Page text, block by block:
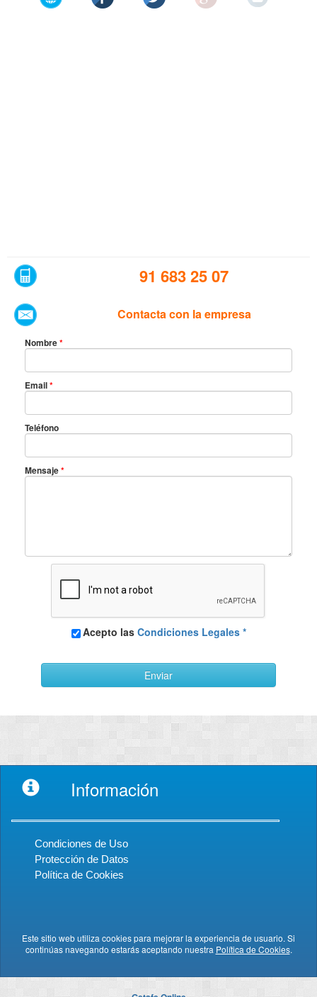
91 683 25 07
Contacta con la empresa
Nombre*
Email*
Teléfono
Mensaje*
Acepto las Condiciones Legales *
Enviar
Información
Condiciones de Uso
Protección de Datos
Política de Cookies
Este sitio web utiliza cookies para mejorar la experiencia de usuario. Si
continúas navegando estarás aceptando nuestra Política de Cookies.